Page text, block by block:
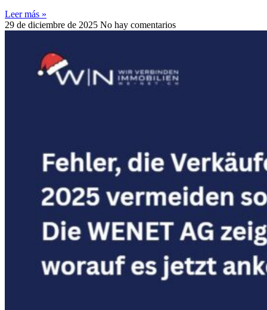
Leer más »
29 de diciembre de 2025 No hay comentarios